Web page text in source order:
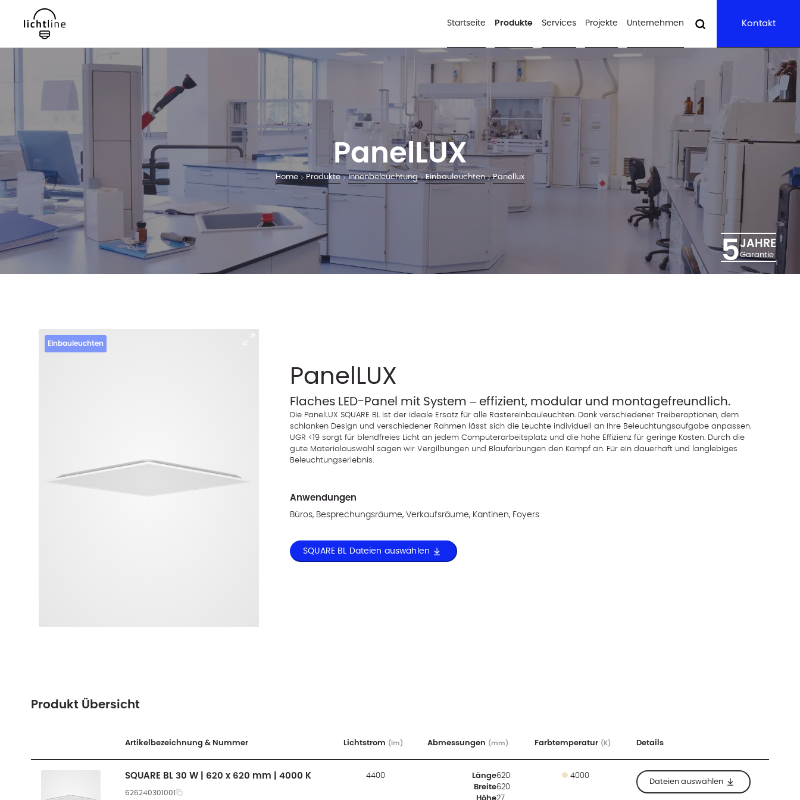
Startseite Produkte Services Projekte Unternehmen Kontakt
PanelLUX
Home Produkte Innenbeleuchtung Einbauleuchten Panellux
5JAHRE
Garantie
Einbauleuchten
PanelLUX
Flaches LED-Panel mit System – effizient, modular und montagefreundlich.
Die PanelLUX SQUARE BL ist der ideale Ersatz für alle Rastereinbauleuchten. Dank verschiedener Treiberoptionen, dem
schlanken Design und verschiedener Rahmen lässt sich die Leuchte individuell an Ihre Beleuchtungsaufgabe anpassen.
UGR <19 sorgt für blendfreies Licht an jedem Computerarbeitsplatz und die hohe Effizienz für geringe Kosten. Durch die
gute Materialauswahl sagen wir Vergilbungen und Blaufärbungen den Kampf an. Für ein dauerhaft und langlebiges
Beleuchtungserlebnis.
Anwendungen
Büros, Besprechungsräume, Verkaufsräume, Kantinen, Foyers
SQUARE BL Dateien auswählen
Produkt Übersicht
Artikelbezeichnung & Nummer Lichtstrom (lm) Abmessungen (mm) Farbtemperatur (K) Details
SQUARE BL 30 W | 620 x 620 mm | 4000 K
626240301001
4400 Länge620
Breite620
4000
Dateien auswählen